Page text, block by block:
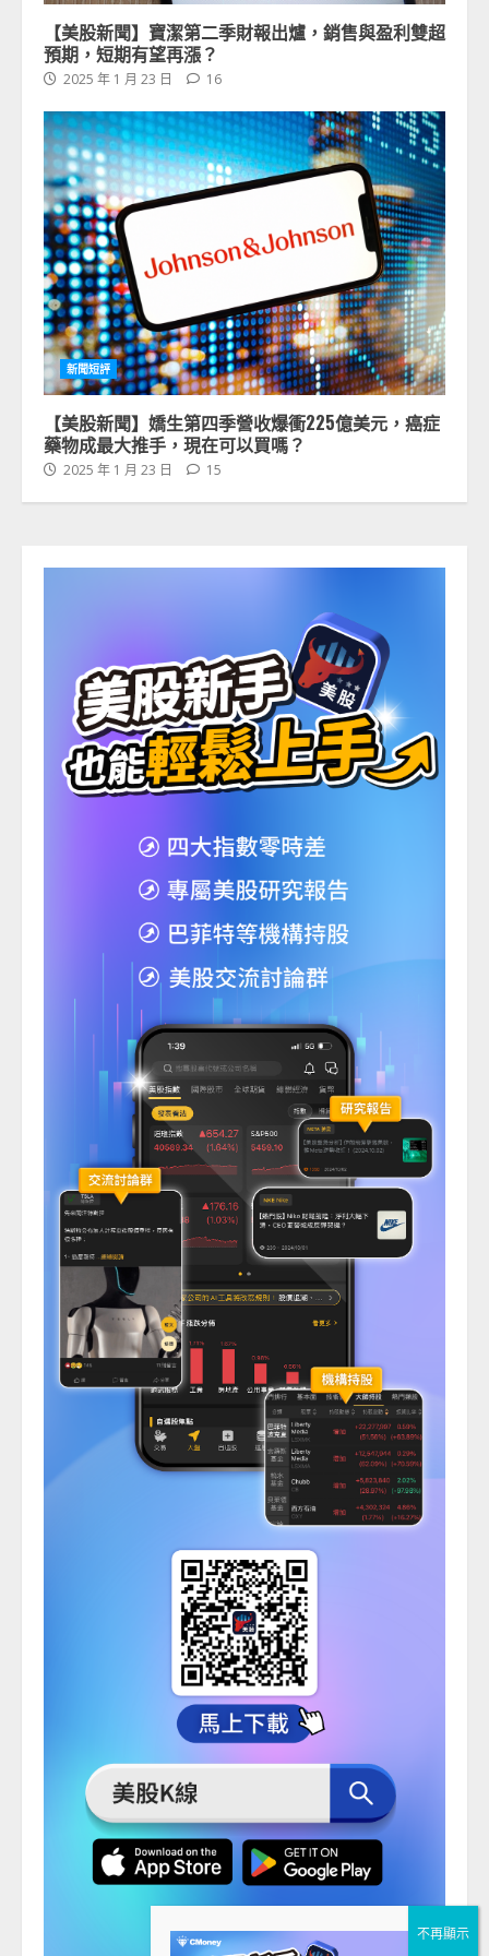
【美股新聞】寶潔第二季財報出爐，銷售與盈利雙超
預期，短期有望再漲？
2025 年 1 月 23 日 16
新聞短評
【美股新聞】嬌生第四季營收爆衝225億美元，癌症
藥物成最大推手，現在可以買嗎？
2025 年 1 月 23 日 15